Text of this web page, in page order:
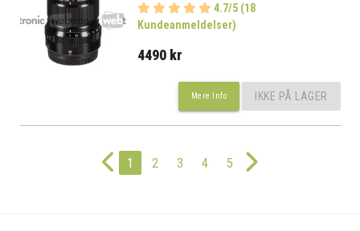
4.7/5 (18
Kundeanmeldelser)
4490 kr
Mere Info IKKE PÅ LAGER
1 2 3 4 5